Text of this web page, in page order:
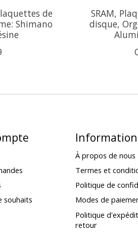
de
Shimano
SRAM,
disque,
souhaits
À propos de nous
Termes et
Politique de
Modes de
Politique
retour